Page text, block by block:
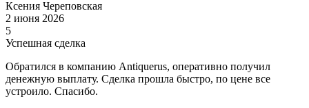
Ксения Череповская
2 июня 2026
5
Успешная сделка
Обратился в компанию Antiquerus, оперативно получил
денежную выплату. Сделка прошла быстро, по цене все
устроило. Спасибо.